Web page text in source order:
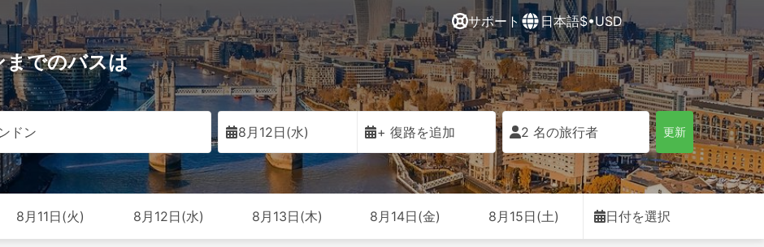
サポート 日本語$•USD
でのバスは
ドン 8月12日(水) + 復路を追加 2 名の旅行者 更新
8月11日(火) 8月12日(水) 8月13日(木) 8月14日(金) 8月15日(土) 日付を選択